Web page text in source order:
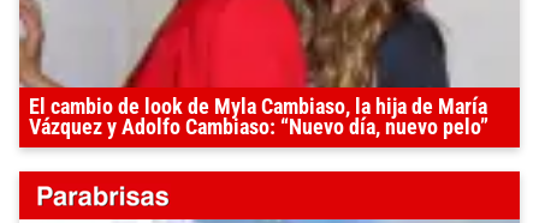
El cambio de look de Myla Cambiaso, la hija de María
Vázquez y Adolfo Cambiaso: “Nuevo día, nuevo pelo”